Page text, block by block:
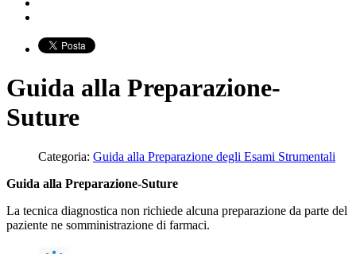
Guida alla Preparazione-
Suture
Categoria: Guida alla Preparazione degli Esami Strumentali
Guida alla Preparazione-Suture
La tecnica diagnostica non richiede alcuna preparazione da parte del
paziente ne somministrazione di farmaci.